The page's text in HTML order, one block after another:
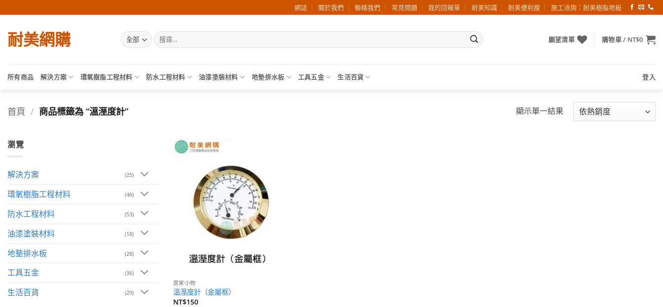
to
content
網誌 關於我們 聯絡我們 常見問題 我的回報單 耐美知識 耐美便利搜 施工洽詢：耐美樹脂地板
耐美網購
搜
尋
字:
願望清單 購物車 / NT$0
所有商品 解決方案 環氧樹脂工程材料 防水工程材料 油漆塗裝材料 地墊排水板 工具五金 生活百貨 登入
首頁 / 商品標籤為 “溫溼度計” 顯示單一結果
瀏覽
解決方案 (25)
環氧樹脂工程材料 (46)
防水工程材料 (53)
油漆塗裝材料 (18)
地墊排水板 (28)
工具五金 (36)
生活百貨 (29)
居家小物
溫溼度計（金屬框）
NT$150